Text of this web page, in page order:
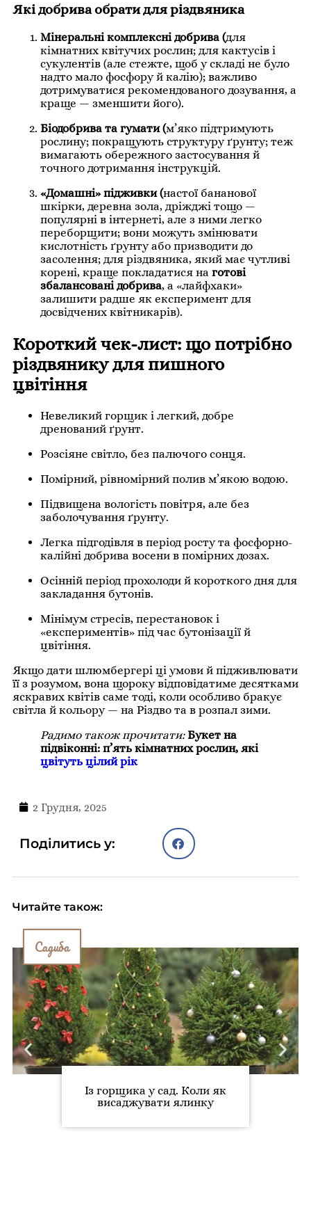
Які добрива обрати для різдвяника
Мінеральні комплексні добрива (для
кімнатних квітучих рослин; для кактусів і
сукулентів (але стежте, щоб у складі не було
надто мало фосфору й калію); важливо
дотримуватися рекомендованого дозування, а
краще — зменшити його).
Біодобрива та гумати (м’яко підтримують
рослину; покращують структуру ґрунту; теж
вимагають обережного застосування й
точного дотримання інструкцій.
«Домашні» підживки (настої бананової
шкірки, деревна зола, дріжджі тощо —
популярні в інтернеті, але з ними легко
переборщити; вони можуть змінювати
кислотність ґрунту або призводити до
засолення; для різдвяника, який має чутливі
корені, краще покладатися на готові
збалансовані добрива, а «лайфхаки»
залишити радше як експеримент для
досвідчених квітникарів).
Короткий чек-лист: що потрібно
різдвянику для пишного
цвітіння
Невеликий горщик і легкий, добре
дренований ґрунт.
Розсіяне світло, без палючого сонця.
Помірний, рівномірний полив м’якою водою.
Підвищена вологість повітря, але без
заболочування ґрунту.
Легка підгодівля в період росту та фосфорно-
калійні добрива восени в помірних дозах.
Осінній період прохолоди й короткого дня для
закладання бутонів.
Мінімум стресів, перестановок і
«експериментів» під час бутонізації й
цвітіння.
Якщо дати шлюмбергері ці умови й підживлювати
її з розумом, вона щороку відповідатиме десятками
яскравих квітів саме тоді, коли особливо бракує
світла й кольору — на Різдво та в розпал зими.
Радимо також прочитати: Букет на
підвіконні: п’ять кімнатних рослин, які
цвітуть цілий рік
2 Грудня, 2025
Поділитись у:
Читайте також:
Садиба
Із горщика у сад. Коли як
висаджувати ялинку